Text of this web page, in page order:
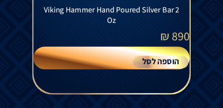
Viking Hammer Hand Poured Silver Bar 2
Oz
890
₪
הוספה לסל